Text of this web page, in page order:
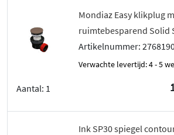
Mondiaz Easy klikplug
ruimtebesparend Solid
Artikelnummer:
Verwachte levertijd: 4 - 5
Aantal: 1
Ink SP30 spiegel